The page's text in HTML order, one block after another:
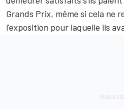
Grands Prix, même si cela ne
l'exposition pour laquelle ils